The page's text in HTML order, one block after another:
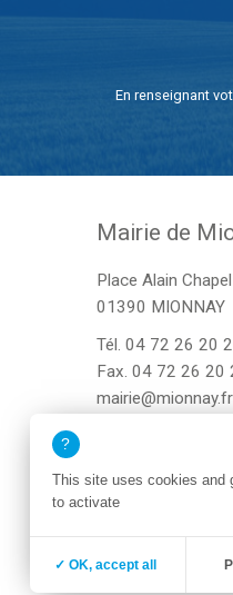
En renseignant
Mairie de
Place Alain Chapel
01390 MIONNAY
Tél.04 72 26 20
Fax. 04 72 26 20
mairie@mionnay.fr
This site uses cookies and
to activate
✓ OK, accept all